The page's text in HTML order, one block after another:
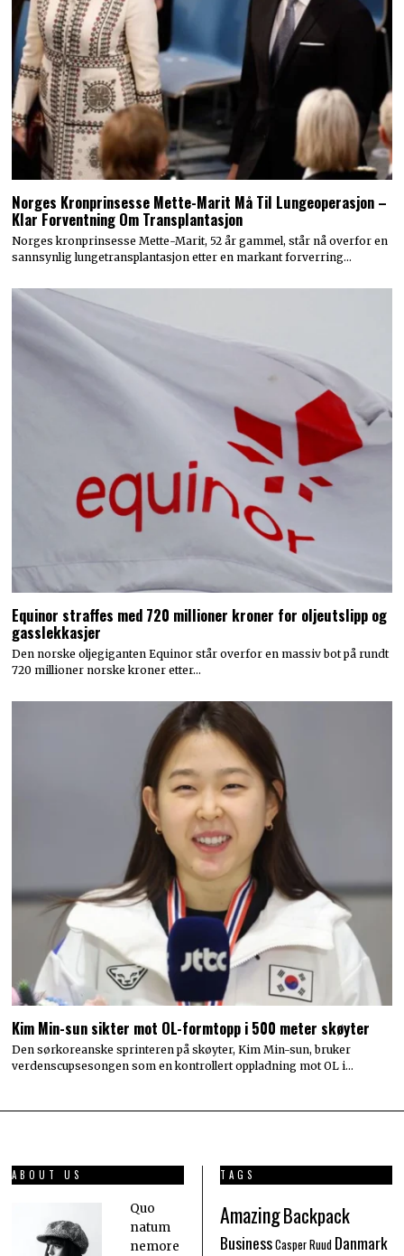
Norges Kronprinsesse Mette-Marit Må Til Lungeoperasjon –
Klar Forventning Om Transplantasjon
Norges kronprinsesse Mette-Marit, 52 år gammel, står nå overfor en
sannsynlig lungetransplantasjon etter en markant forverring…
Equinor straffes med 720 millioner kroner for oljeutslipp og
gasslekkasjer
Den norske oljegiganten Equinor står overfor en massiv bot på rundt
720 millioner norske kroner etter…
Kim Min-sun sikter mot OL-formtopp i 500 meter skøyter
Den sørkoreanske sprinteren på skøyter, Kim Min-sun, bruker
verdenscupsesongen som en kontrollert oppladning mot OL i…
ABOUT US
Quo
natum
nemore
TAGS
AmazingBackpack
BusinessCasper Ruud Danmark